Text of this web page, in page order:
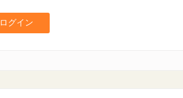
ログイン